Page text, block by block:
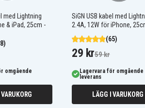
iPhone 5, 5c, 5s, SE (1st gen)
8, 8 Plus iPhone X iPhone XR, XS,
SE (2nd gen, 2020) iPhone 12 mini,
med Lightning
& iPad, 25cm -
omgående
SiGN USB kabel med
2.4A, 12W för iPhone,
(65)
29 kr59 kr
Lagervara för omgående
leverans
LÄGG I VARUKORG